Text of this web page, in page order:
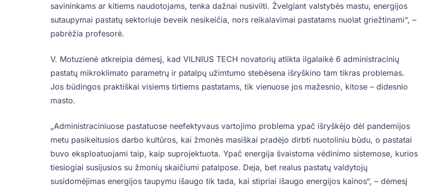
savininkams ar kitiems naudotojams, tenka dažnai nusivilti. Žvelgiant valstybės mastu, energijos
sutaupymai pastatų sektoriuje beveik nesikeičia, nors reikalavimai pastatams nuolat griežtinami“, –
pabrėžia profesorė.
V. Motuzienė atkreipia dėmesį, kad VILNIUS TECH novatorių atlikta ilgalaikė 6 administracinių
pastatų mikroklimato parametrų ir patalpų užimtumo stebėsena išryškino tam tikras problemas.
Jos būdingos praktiškai visiems tirtiems pastatams, tik vienuose jos mažesnio, kitose – didesnio
masto.
„Administraciniuose pastatuose neefektyvaus vartojimo problema ypač išryškėjo dėl pandemijos
metu pasikeitusios darbo kultūros, kai žmonės masiškai pradėjo dirbti nuotoliniu būdu, o pastatai
buvo eksploatuojami taip, kaip suprojektuota. Ypač energija švaistoma vėdinimo sistemose, kurios
tiesiogiai susijusios su žmonių skaičiumi patalpose. Deja, bet realus pastatų valdytojų
susidomėjimas energijos taupymu išaugo tik tada, kai stipriai išaugo energijos kainos“, – dėmesį